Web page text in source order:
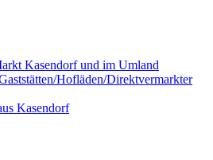
Kasendorf und im Umland
Hofläden/Direktvermarkter
Kasendorf